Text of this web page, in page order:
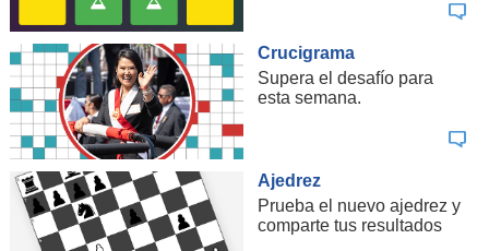
Crucigrama
Supera el desafío para
esta semana.
Ajedrez
Prueba el nuevo ajedrez y
comparte tus resultados